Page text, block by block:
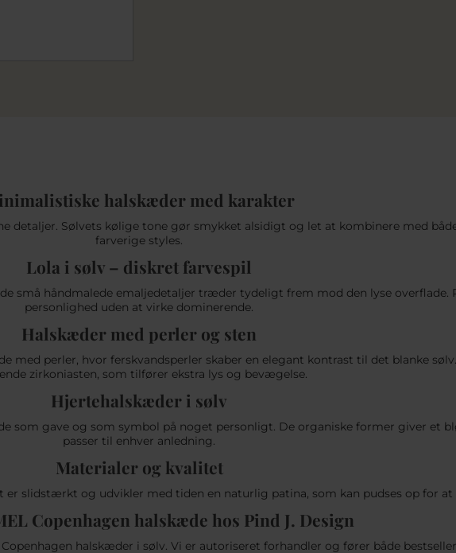
halskæder med karakter
detaljer. Sølvets kølige tone gør smykket alsidigt og let at kombinere med
farverige styles.
Lola i sølv – diskret farvespil
små håndmalede emaljedetaljer træder tydeligt frem mod den lyse overflade.
personlighed uden at virke dominerende.
Halskæder med perler og sten
med perler, hvor ferskvandsperler skaber en elegant kontrast til det blanke
zirkoniasten, som tilfører ekstra lys og bevægelse.
Hjertehalskæder i sølv
som gave og som symbol på noget personligt. De organiske former giver et
passer til enhver anledning.
Materialer og kvalitet
slidstærkt og udvikler med tiden en naturlig patina, som kan pudses op for at
Copenhagen halskæde hos Pind J. Design
halskæder i sølv. Vi er autoriseret forhandler og fører både